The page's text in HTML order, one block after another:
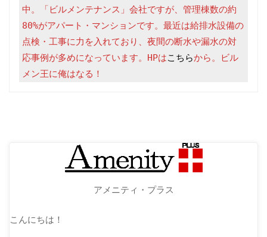
中。「ビルメンテナンス」会社ですが、管理棟数の約
80%がアパート・マンションです。最近は給排水設備の
点検・工事に力を入れており、夜間の断水や漏水の対
応事例が多めになっています。HPはこちらから。ビル
メン王に俺はなる！
アメニティ・プラス
こんにちは！